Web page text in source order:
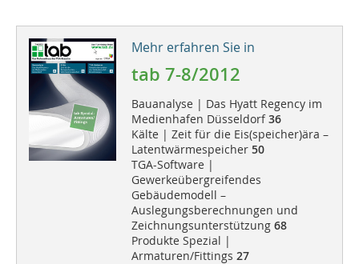
Mehr erfahren Sie in
tab 7-8/2012
Bauanalyse | Das Hyatt Regency im
Medienhafen Düsseldorf36
Kälte | Zeit für die Eis(speicher)ära –
Latentwärmespeicher 50
TGA-Software |
Gewerkeübergreifendes
Gebäudemodell –
Auslegungsberechnungen und
Zeichnungsunterstützung 68
Produkte Spezial |
Armaturen/Fittings 27